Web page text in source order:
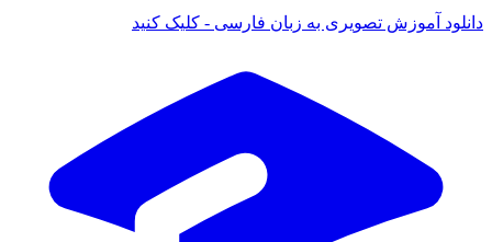
آموزش تصویری به زبان فارسی - کلیک کنید